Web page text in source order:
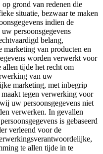
grond van redenen die
situatie, bezwaar te maken
indien de
persoonsgegevens
belang,
van producten en
worden verwerkt voor
allen tijde het recht om
van uw
marketing, met inbegrip
tegen verwerking voor
uw persoonsgegevens niet
verwerken. In gevallen
is gebaseerd
verleend voor de
te allen tijde in te